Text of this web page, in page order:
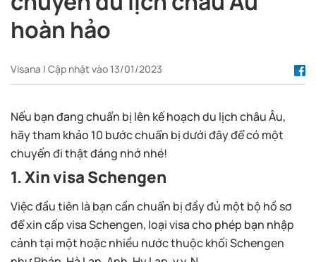
hoàn hảo
Visana | Cập nhật vào 13/01/2023
Nếu bạn đang chuẩn bị lên kế hoạch du lịch châu Âu,
hãy tham khảo 10 bước chuẩn bị dưới đây để có một
chuyến đi thật đáng nhớ nhé!
1. Xin visa Schengen
Việc đầu tiên là bạn cần chuẩn bị đầy đủ một bộ hồ sơ
để xin cấp visa Schengen, loại visa cho phép bạn nhập
cảnh tại một hoặc nhiều nước thuộc khối Schengen